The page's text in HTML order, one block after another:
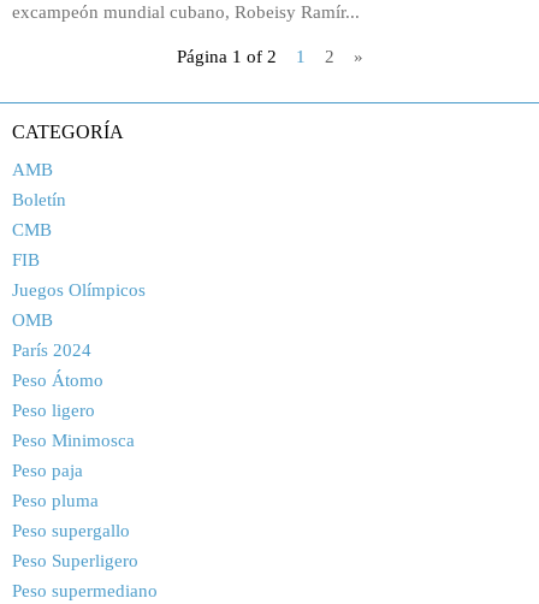
excampeón mundial cubano, Robeisy Ramír...
Página 1 of 2 1 2 »
CATEGORÍA
AMB
Boletín
CMB
FIB
Juegos Olímpicos
OMB
París 2024
Peso Átomo
Peso ligero
Peso Minimosca
Peso paja
Peso pluma
Peso supergallo
Peso Superligero
Peso supermediano